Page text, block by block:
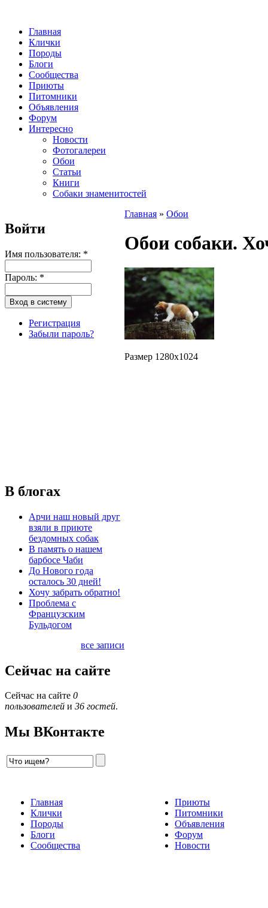
Главная
Клички
Породы
Блоги
Сообщества
Приюты
Питомники
Объявления
Форум
Интересно
Новости
Фотогалереи
Обои
Статьи
Книги
Собаки знаменитостей
Войти
Имя пользователя: *
Пароль: *
Регистрация
Забыли пароль?
В блогах
Арчи наш новый друг
взяли в приюте
бездомных собак
В память о нашем
барбосе Чаби
До Нового года
осталось 30 дней!
Хочу забрать обратно!
Проблема с
Французским
Бульдогом
все записи
Сейчас на сайте
Сейчас на сайте 0
пользователей и 36 гостей.
Мы ВКонтакте
Главная » Обои
Обои собаки.
Размер 1280x1024
Главная
Клички
Породы
Блоги
Сообщества
Приюты
Питомники
Объявления
Форум
Новости